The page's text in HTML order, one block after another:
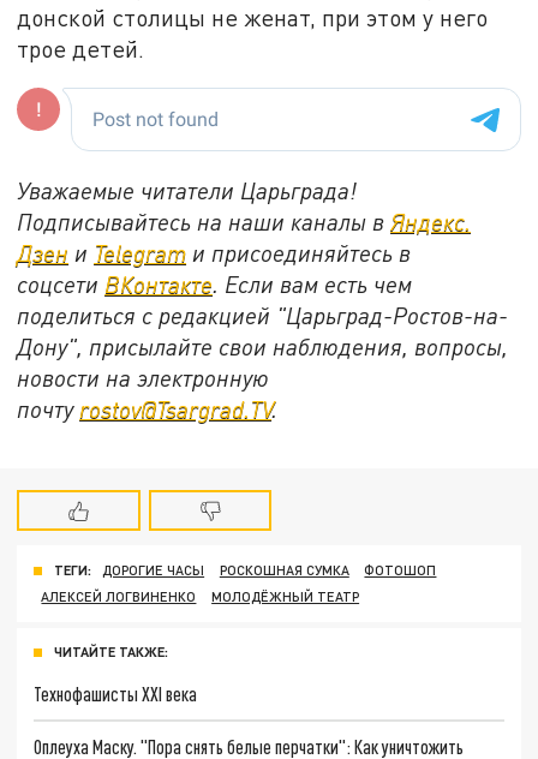
донской столицы не женат, при этом у него
трое детей.
Уважаемые читатели Царьграда!
Подписывайтесь на наши каналы вЯндекс.
Дзен и Telegram и присоединяйтесь в
соцсети ВКонтакте. Если вам есть чем
поделиться с редакцией "Царьград-Ростов-на-
Дону", присылайте свои наблюдения, вопросы,
новости на электронную
почту rostov@Tsargrad.ТV.
ТЕГИ: ДОРОГИЕ ЧАСЫ РОСКОШНАЯ СУМКА
ФОТОШОП
АЛЕКСЕЙ ЛОГВИНЕНКО
МОЛОДЁЖНЫЙ ТЕАТР
ЧИТАЙТЕ ТАКЖЕ:
Технофашисты XXI века
Оплеуха Маску. "Пора снять белые перчатки": Как уничтожить